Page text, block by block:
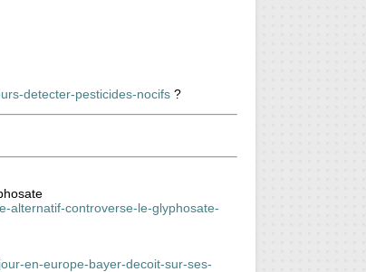
detecter-pesticides-nocifs ?
alternatif-controverse-le-glyphosate-
en-europe-bayer-decoit-sur-ses-